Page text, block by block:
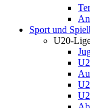
Sport und
U20-